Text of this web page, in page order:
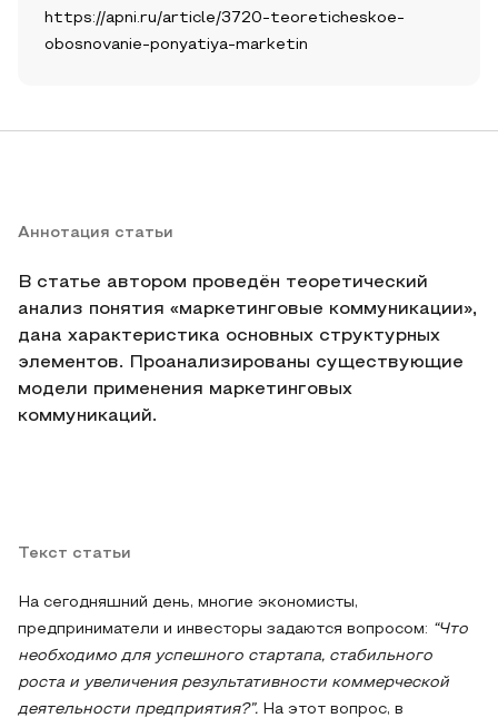
https://apni.ru/article/3720-teoreticheskoe-
obosnovanie-ponyatiya-marketin
Аннотация статьи
В статье автором проведён теоретический
анализ понятия «маркетинговые коммуникации»,
дана характеристика основных структурных
элементов. Проанализированы существующие
модели применения маркетинговых
коммуникаций.
Текст статьи
На сегодняшний день, многие экономисты,
предприниматели и инвесторы задаются вопросом: “Что
необходимо для успешного стартапа, стабильного
роста и увеличения результативности коммерческой
деятельности предприятия?”. На этот вопрос, в